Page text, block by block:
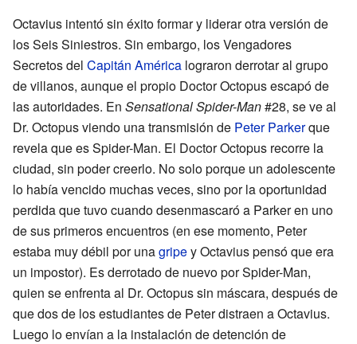
Octavius intentó sin éxito formar y liderar otra versión de
los Seis Siniestros. Sin embargo, los Vengadores
Secretos del Capitán América lograron derrotar al grupo
de villanos, aunque el propio Doctor Octopus escapó de
las autoridades. En Sensational Spider-Man#28, se ve al
Dr. Octopus viendo una transmisión de Peter Parkerque
revela que es Spider-Man. El Doctor Octopus recorre la
ciudad, sin poder creerlo. No solo porque un adolescente
lo había vencido muchas veces, sino por la oportunidad
perdida que tuvo cuando desenmascaró a Parker en uno
de sus primeros encuentros (en ese momento, Peter
estaba muy débil por unagripey Octavius pensó que era
un impostor). Es derrotado de nuevo por Spider-Man,
quien se enfrenta al Dr. Octopus sin máscara, después de
que dos de los estudiantes de Peter distraen a Octavius.
Luego lo envían a la instalación de detención de